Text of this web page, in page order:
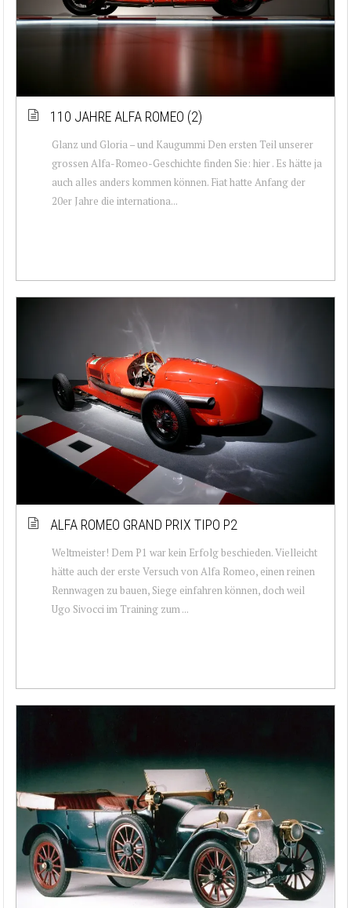
110 JAHRE ALFA ROMEO (2)
Glanz und Gloria – und Kaugummi Den ersten Teil unserer
grossen Alfa-Romeo-Geschichte finden Sie: hier . Es hätte ja
auch alles anders kommen können. Fiat hatte Anfang der
20er Jahre die internationa...
ALFA ROMEO GRAND PRIX TIPO P2
Weltmeister! Dem P1 war kein Erfolg beschieden. Vielleicht
hätte auch der erste Versuch von Alfa Romeo, einen reinen
Rennwagen zu bauen, Siege einfahren können, doch weil
Ugo Sivocci im Training zum ...